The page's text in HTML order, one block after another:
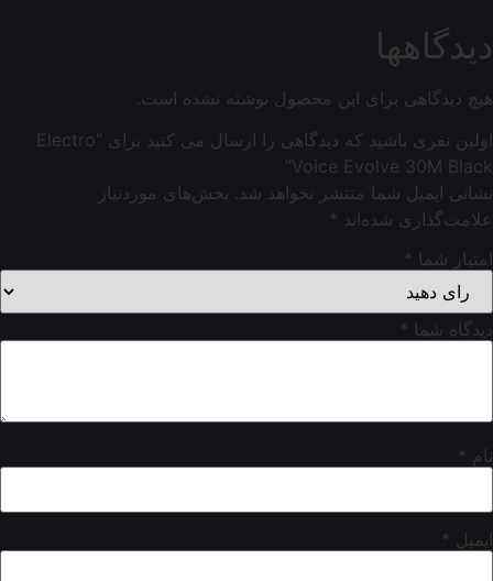
دیدگاهها
هیچ دیدگاهی برای این محصول نوشته نشده است.
اولین نفری باشید که دیدگاهی را ارسال می کنید برای “Electro
Voice Evolve 30M Black”
نشانی ایمیل شما منتشر نخواهد شد. بخش‌های موردنیاز
علامت‌گذاری شده‌اند *
امتیاز شما *
دیدگاه شما *
نام *
ایمیل *